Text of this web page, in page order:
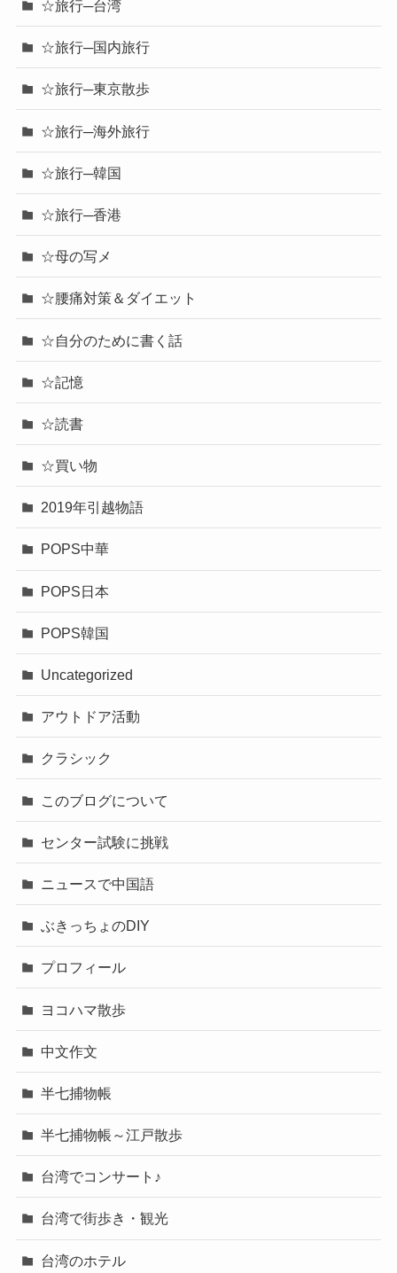
☆旅行─台湾
☆旅行─国内旅行
☆旅行─東京散歩
☆旅行─海外旅行
☆旅行─韓国
☆旅行─香港
☆母の写メ
☆腰痛対策＆ダイエット
☆自分のために書く話
☆記憶
☆読書
☆買い物
2019年引越物語
POPS中華
POPS日本
POPS韓国
Uncategorized
アウトドア活動
クラシック
このブログについて
センター試験に挑戦
ニュースで中国語
ぶきっちょのDIY
プロフィール
ヨコハマ散歩
中文作文
半七捕物帳
半七捕物帳～江戸散歩
台湾でコンサート♪
台湾で街歩き・観光
台湾のホテル